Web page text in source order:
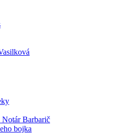
Notár Barbarič
bojka